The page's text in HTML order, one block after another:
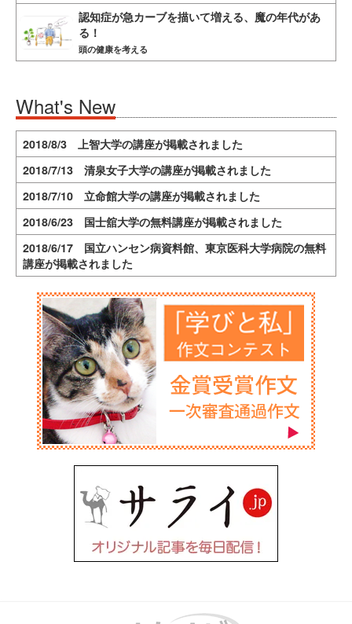
認知症が急カーブを描いて増える、魔の年代があ
る！
頭の健康を考える
What's New
2018/8/3 上智大学の講座が掲載されました
2018/7/13 清泉女子大学の講座が掲載されました
2018/7/10 立命館大学の講座が掲載されました
2018/6/23 国士舘大学の無料講座が掲載されました
2018/6/17 国立ハンセン病資料館、東京医科大学病院の無料
講座が掲載されました